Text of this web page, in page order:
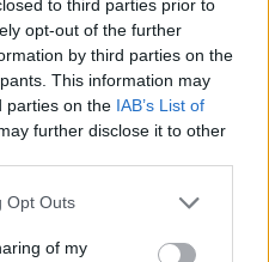
to third parties prior to
opt-out of the further
by third parties on the
This information may
parties on the IAB’s List of
further disclose it to other
uses one or more Google
behaviour. You may click to
Opt Outs
of my